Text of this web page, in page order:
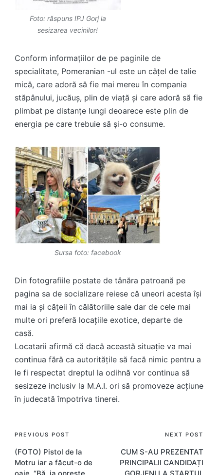
Foto: răspuns IPJ Gorj la
sesizarea vecinilor!
Conform informațiilor de pe paginile de
specialitate, Pomeranian -ul este un cățel de talie
mică, care adoră să fie mai mereu în compania
stăpânului, jucăuș, plin de viață și care adoră să fie
plimbat pe distanțe lungi deoarece este plin de
energia pe care trebuie să și-o consume.
Sursa foto: facebook
Din fotografiile postate de tânăra patroană pe
pagina sa de socializare reiese că uneori acesta își
mai ia și cățeii în călătoriile sale dar de cele mai
multe ori preferă locațiile exotice, departe de
casă.
Locatarii afirmă că dacă această situație va mai
continua fără ca autoritățile să facă nimic pentru a
le fi respectat dreptul la odihnă vor continua să
sesizeze inclusiv la M.A.I. ori să promoveze acțiune
în judecată împotriva tinerei.
Post
navigation
PREVIOUS POST
(FOTO) Pistol de la
Motru iar a făcut-o de
oaie. “Bă, ia oprește
NEXT POST
CUM S-AU PREZENTAT
PRINCIPALII CANDIDAȚI
GORJENI LA STARTUL